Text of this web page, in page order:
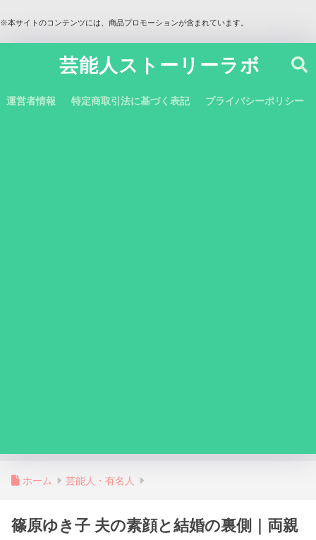
※本サイトのコンテンツには、商品プロモーションが含まれています。
芸能人ストーリーラボ
運営者情報 特定商取引法に基づく表記 プライバシーポリシー
ホーム 芸能人・有名人
篠原ゆき子 夫の素顔と結婚の裏側｜両親